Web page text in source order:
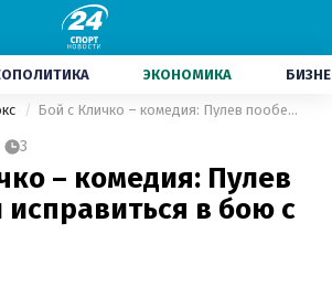
ЭКОНОМИКА
Бой с Кличко – комедия: Пулев пообещал исправиться в бою с Джошуа
3
– комедия: Пулев
в бою с